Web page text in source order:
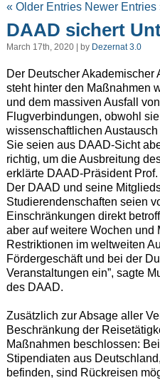
« Older Entries Newer Entries
DAAD sichert
March 17th, 2020 | by Dezernat 3.0
Der Deutscher Akademischer
steht hinter den Maßnahmen
und dem massiven Ausfall
Flugverbindungen, obwohl
wissenschaftlichen
Sie seien aus DAAD-Sicht
richtig, um die Ausbreitung
erklärte DAAD-Präsident
Der DAAD und seine
Studierendenschaften seien
Einschränkungen direkt
aber auf weitere Wochen und
Restriktionen im weltweiten
Fördergeschäft und bei der
Veranstaltungen ein”, sagte
des DAAD.
Zusätzlich zur Absage aller
Beschränkung der
Maßnahmen beschlossen:
Stipendiaten aus
befinden, sind Rückreisen